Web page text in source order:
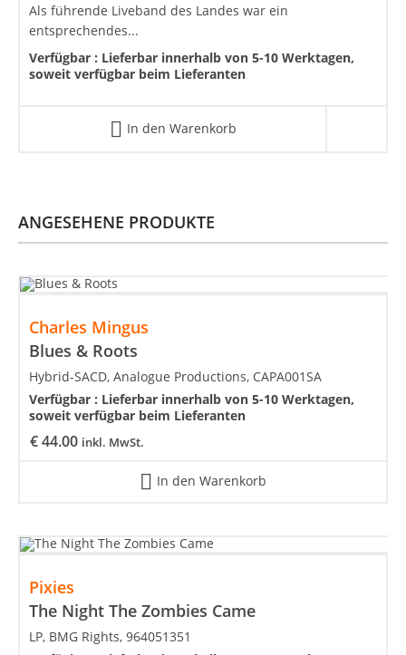
Als führende Liveband des Landes war ein
entsprechendes...
Verfügbar : Lieferbar innerhalb von 5-10 Werktagen,
soweit verfügbar beim Lieferanten
In den Warenkorb
ANGESEHENE PRODUKTE
Charles Mingus
Blues & Roots
€44.00 inkl. MwSt.
Hybrid-SACD, Analogue Productions, CAPA001SA
Verfügbar : Lieferbar innerhalb von 5-10 Werktagen,
soweit verfügbar beim Lieferanten
In den Warenkorb
Pixies
The Night The Zombies Came
LP, BMG Rights, 964051351